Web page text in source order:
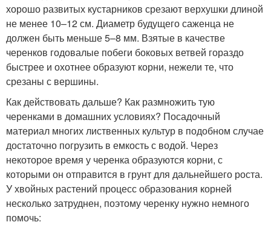
хорошо развитых кустарников срезают верхушки длиной
не менее 10–12 см. Диаметр будущего саженца не
должен быть меньше 5–8 мм. Взятые в качестве
черенков годовалые побеги боковых ветвей гораздо
быстрее и охотнее образуют корни, нежели те, что
срезаны с вершины.
Как действовать дальше? Как размножить тую
черенками в домашних условиях? Посадочный
материал многих лиственных культур в подобном случае
достаточно погрузить в емкость с водой. Через
некоторое время у черенка образуются корни, с
которыми он отправится в грунт для дальнейшего роста.
У хвойных растений процесс образования корней
несколько затруднен, поэтому черенку нужно немного
помочь: